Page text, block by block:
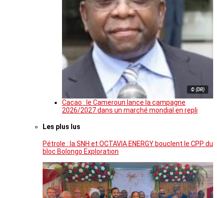
© (DR)
Cacao : le Cameroun lance la campagne
2026/2027 dans un marché mondial en repli
Les plus lus
Pétrole : la SNH et OCTAVIA ENERGY bouclent le CPP du
bloc Bolongo Exploration